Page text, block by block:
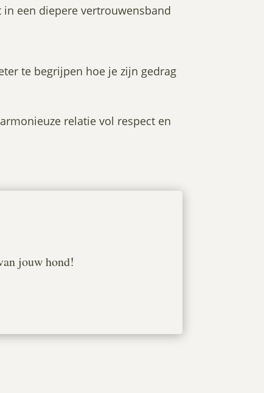
een diepere vertrouwensband
te begrijpen hoe je zijn gedrag
relatie vol respect en
jouw hond!